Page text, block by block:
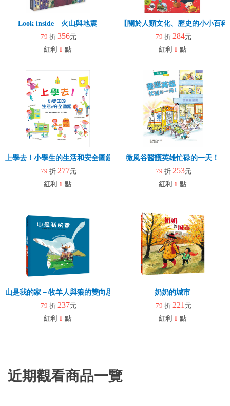
Look inside—火山與地震
79 折 356元
紅利 1 點
【關於人類文化、歷史的小小百
79 折 284元
紅利 1 點
上學去！小學生的生活和安全圖鑑
79 折 277元
紅利 1 點
微風谷醫護英雄忙碌的一天！
79 折 253元
紅利 1 點
山是我的家－牧羊人與狼的雙向思考故事
79 折 237元
紅利 1 點
奶奶的城市
79 折 221 元
紅利 1 點
近期觀看商品一覽